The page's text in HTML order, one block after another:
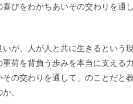
びをわかちあいその交わりを通
が、人が人と共に生きるという
荷を背負う歩みを本当に支える
その交わりを通して」のことだ
。